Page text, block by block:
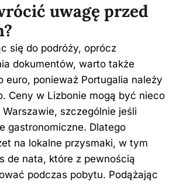
uwagę przed
się do podróży, oprócz
dokumentów, warto także
euro, ponieważ Portugalia należy
Ceny w Lizbonie mogą być nieco
szczególnie jeśli
gastronomiczne. Dlatego
na lokalne przysmaki, w tym
de nata, które z pewnością
podczas pobytu. Podążając